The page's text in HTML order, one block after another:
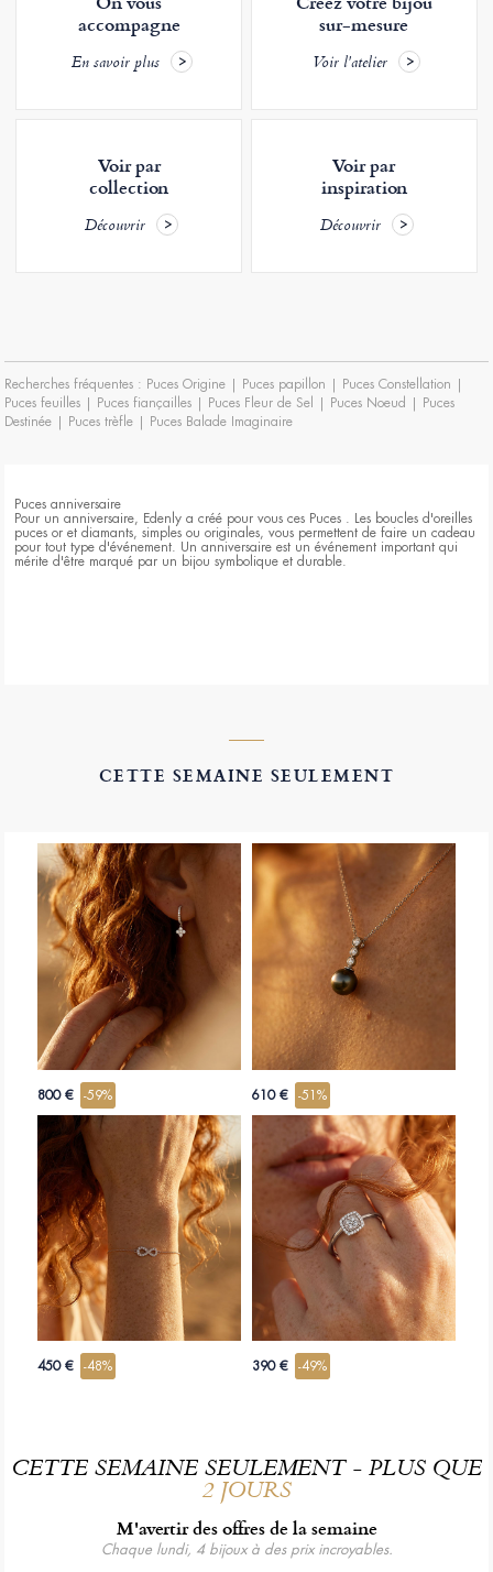
accompagne
En savoir plus
sur-mesure
Voir l'atelier
Voir par
collection
Découvrir
Voir par
inspiration
Découvrir
Recherches fréquentes : Puces Origine | Puces papillon | Puces Constellation |
Puces feuilles | Puces fiançailles | Puces Fleur de Sel | Puces Noeud | Puces
Destinée | Puces trèfle | Puces Balade Imaginaire
Puces anniversaire
Pour un anniversaire, Edenly a créé pour vous ces Puces . Les boucles d'oreilles
puces or et diamants, simples ou originales, vous permettent de faire un cadeau
pour tout type d'événement. Un anniversaire est un événement important qui
mérite d'être marqué par un bijou symbolique et durable.
CETTE SEMAINE SEULEMENT
800 € -59% 610 € -51%
450 € -48% 390 € -49%
CETTE SEMAINE SEULEMENT - PLUS QUE
2 JOURS
M'avertir des offres de la semaine
Chaque lundi, 4 bijoux à des prix incroyables.